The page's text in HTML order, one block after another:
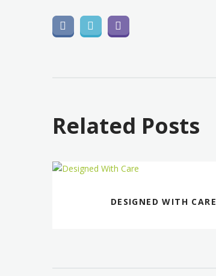
Related Posts
DESIGNED WITH CARE